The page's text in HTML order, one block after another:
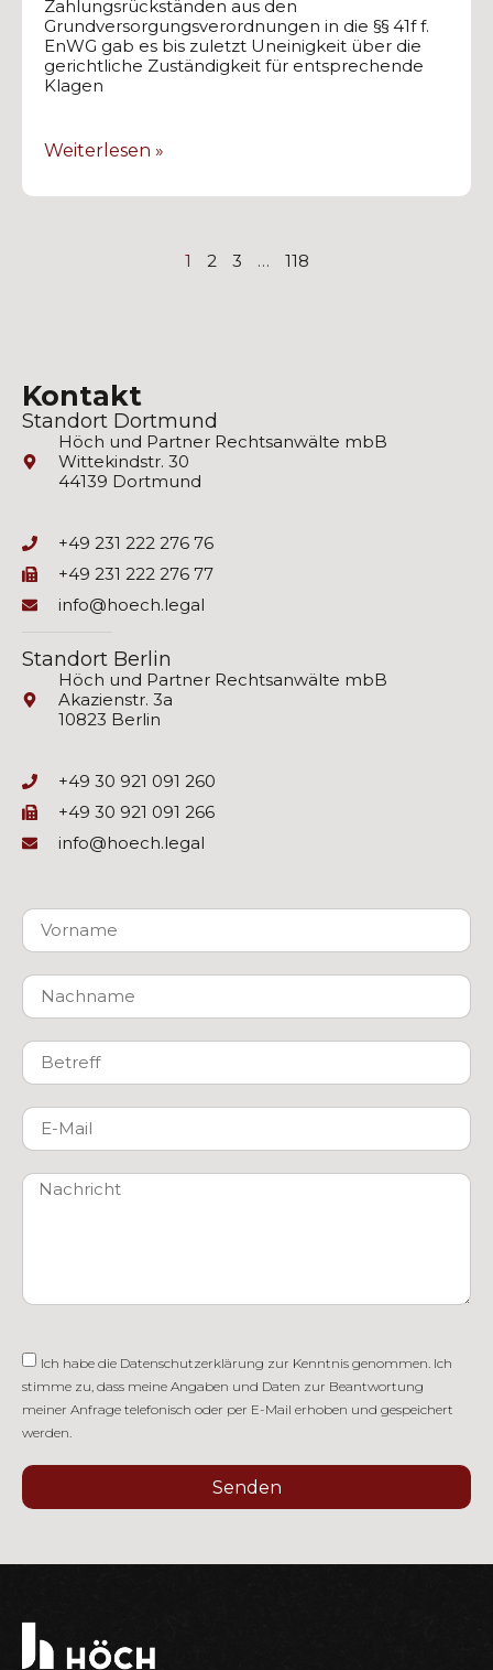
Zahlungsrückständen aus den
Grundversorgungsverordnungen in die §§ 41f f.
EnWG gab es bis zuletzt Uneinigkeit über die
gerichtliche Zuständigkeit für entsprechende
Klagen
Weiterlesen »
1 2 3 … 118
Kontakt
Standort Dortmund
Höch und Partner Rechtsanwälte mbB
Wittekindstr. 30
44139 Dortmund
+49 231 222 276 76
+49 231 222 276 77
info@hoech.legal
Standort Berlin
Höch und Partner Rechtsanwälte mbB
Akazienstr. 3a
10823 Berlin
+49 30 921 091 260
+49 30 921 091 266
info@hoech.legal
Ich habe die Datenschutzerklärung zur Kenntnis genommen. Ich
stimme zu, dass meine Angaben und Daten zur Beantwortung
meiner Anfrage telefonisch oder per E-Mail erhoben und gespeichert
werden.
Senden